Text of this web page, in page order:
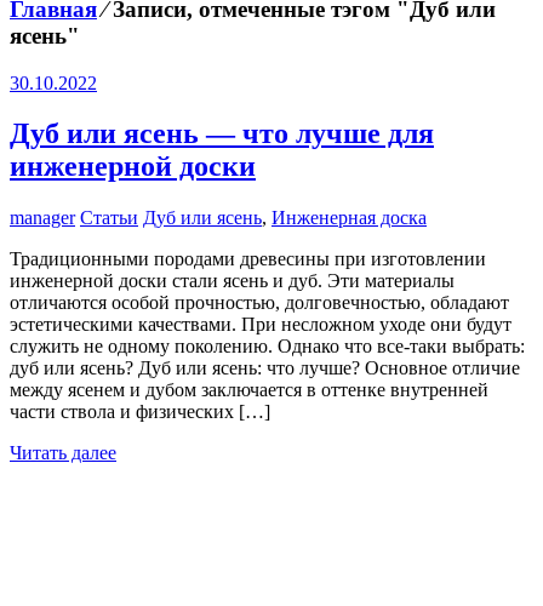
Главная⁄Записи, отмеченные тэгом "Дуб или
ясень"
30.10.2022
Дуб или ясень — что лучше для
инженерной доски
manager Статьи Дуб или ясень, Инженерная доска
Традиционными породами древесины при изготовлении
инженерной доски стали ясень и дуб. Эти материалы
отличаются особой прочностью, долговечностью, обладают
эстетическими качествами. При несложном уходе они будут
служить не одному поколению. Однако что все-таки выбрать:
дуб или ясень? Дуб или ясень: что лучше? Основное отличие
между ясенем и дубом заключается в оттенке внутренней
части ствола и физических […]
Читать далее